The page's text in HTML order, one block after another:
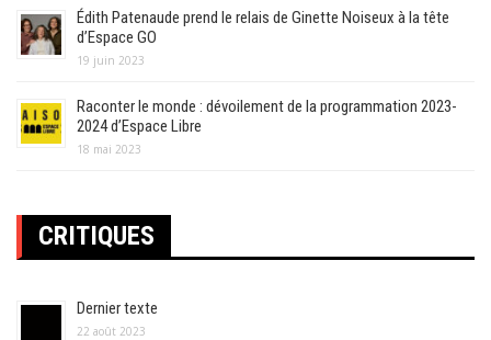
Édith Patenaude prend le relais de Ginette Noiseux à la tête
d’Espace GO
19 juin 2023
Raconter le monde : dévoilement de la programmation 2023-
2024 d’Espace Libre
18 mai 2023
CRITIQUES
Dernier texte
22 août 2023